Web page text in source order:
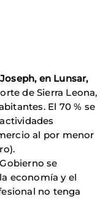
en Lunsar,
de Sierra Leona,
El 70 % se
al por menor
se
economía y el
no tenga